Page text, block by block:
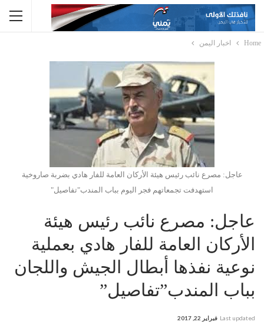
Home اخبار اليمن
عاجل: مصرع نائب رئيس هيئة الأركان العامة للفار هادي بضربة صاروخية
استهدفت تجمعاتهم فجر اليوم بباب المندب"تفاصيل"
عاجل: مصرع نائب رئيس هيئة
الأركان العامة للفار هادي بعملية
نوعية نفذها أبطال الجيش واللجان
بباب المندب”تفاصيل”
Last updated فبراير 22, 2017